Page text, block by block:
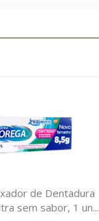
de Dentadura
sem sabor, 1 un...